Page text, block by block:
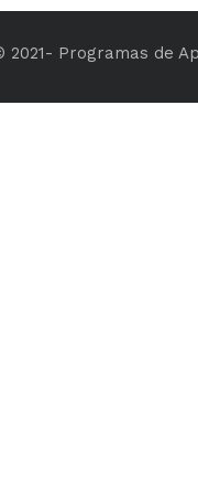
2021- Programas de